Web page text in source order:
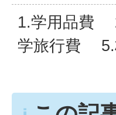
1.学用品費
学旅行費 5.